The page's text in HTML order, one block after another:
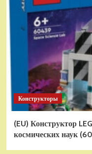
Конструкторы
(EU) Конструктор
космических наук